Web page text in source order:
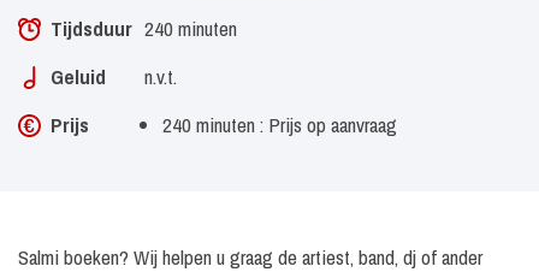
Tijdsduur 240 minuten
Geluid
n.v.t.
Prijs
240 minuten : Prijs op aanvraag
Salmi boeken? Wij helpen u graag de artiest, band, dj of ander